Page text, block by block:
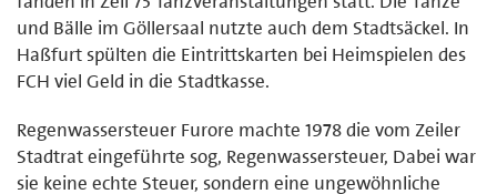
und Bälle im Göllersaal nutzte auch dem Stadtsäckel. In
Haßfurt spülten die Eintrittskarten bei Heimspielen des
FCH viel Geld in die Stadtkasse.
Regenwassersteuer Furore machte 1978 die vom Zeiler
Stadtrat eingeführte sog, Regenwassersteuer, Dabei war
sie keine echte Steuer, sondern eine ungewöhnliche